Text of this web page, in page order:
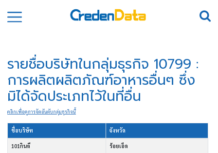
รายชื่อบริษัทในกลุ่มธุรกิจ 10799 :
การผลิตผลิตภัณฑ์อาหารอื่นๆ ซึ่ง
มิได้จัดประเภทไว้ในที่อื่น
คลิกเพื่อดูการจัดอันดับกลุ่มธุรกิจนี้
ชื่อบริษัท จังหวัด
101กินดี ร้อยเอ็ด